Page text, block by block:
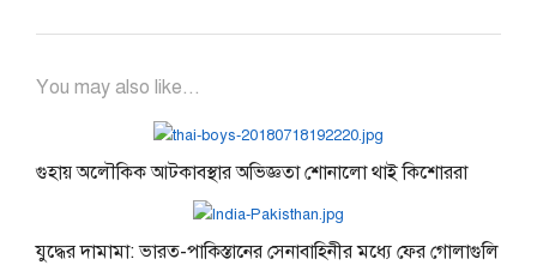
You may also like...
গুহায় অলৌকিক আটকাবস্থার অভিজ্ঞতা শোনালো থাই কিশোররা
যুদ্ধের দামামা: ভারত-পাকিস্তানের সেনাবাহিনীর মধ্যে ফের গোলাগুলি